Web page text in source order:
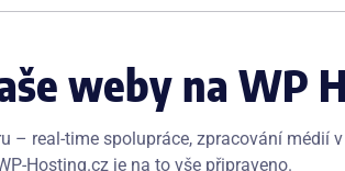
weby na WP
– real-time spolupráce, zpracování médií
Hosting.cz je na to vše připraveno.